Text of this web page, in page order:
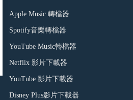
Apple Music 轉檔器
Spotify音樂轉檔器
YouTube Music轉檔器
Netflix 影片下載器
YouTube 影片下載器
Disney Plus影片下載器